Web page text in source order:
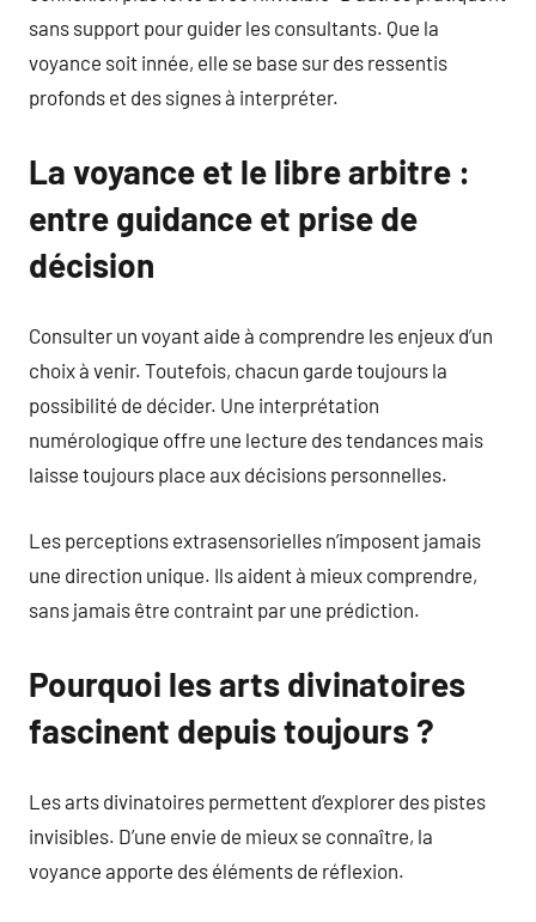
sans support pour guider les consultants. Que la
voyance soit innée, elle se base sur des ressentis
profonds et des signes à interpréter.
La voyance et le libre arbitre :
entre guidance et prise de
décision
Consulter un voyant aide à comprendre les enjeux d’un
choix à venir. Toutefois, chacun garde toujours la
possibilité de décider. Une interprétation
numérologique offre une lecture des tendances mais
laisse toujours place aux décisions personnelles.
Les perceptions extrasensorielles n’imposent jamais
une direction unique. Ils aident à mieux comprendre,
sans jamais être contraint par une prédiction.
Pourquoi les arts divinatoires
fascinent depuis toujours ?
Les arts divinatoires permettent d’explorer des pistes
invisibles. D’une envie de mieux se connaître, la
voyance apporte des éléments de réflexion.